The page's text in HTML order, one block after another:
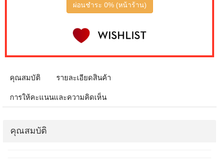
ผ่อนชำระ 0% (หน้าร้าน)
คุณสมบัติ รายละเอียดสินค้า
การให้คะแนนและความคิดเห็น
คุณสมบัติ